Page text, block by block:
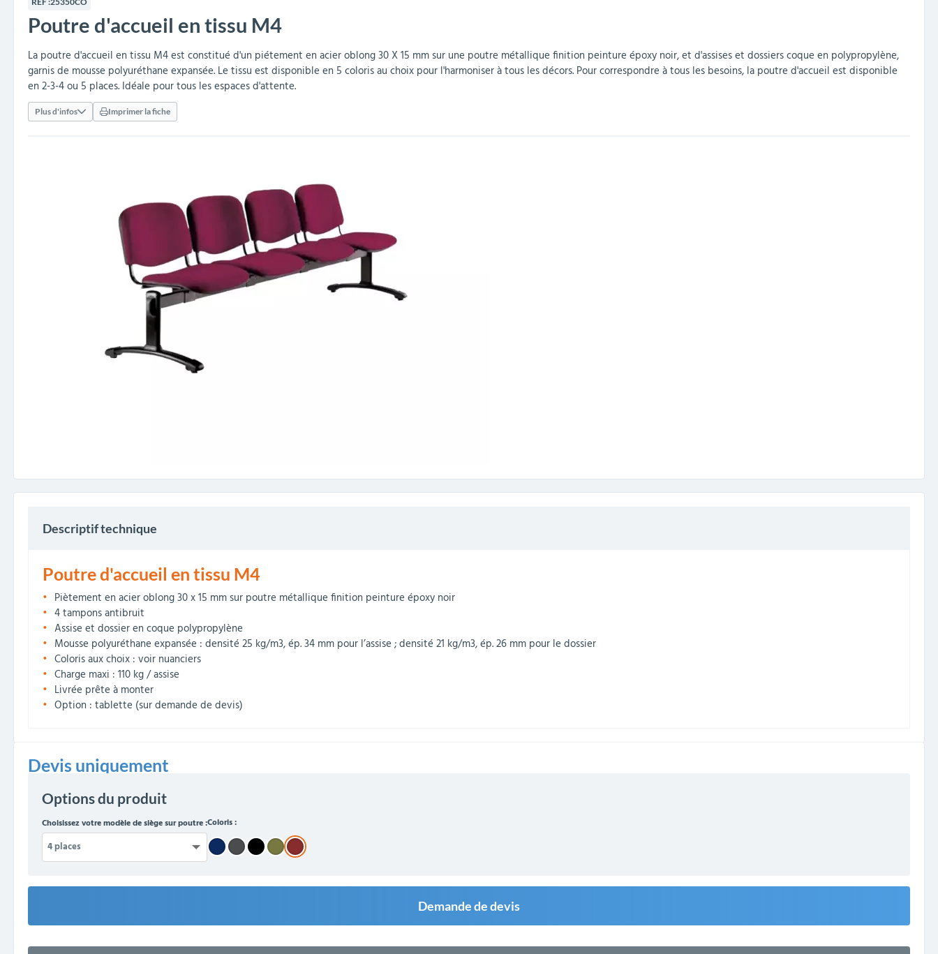
Embellissement et
fleurissement urbain
Cendriers urbains
Barrières de ville Arceaux de sécurité
parking
Clous podotactiles et
rampes d'accès
Séparateurs de voies et
balises routières
Travaux publics &
Industries
Vestiaires Équipements sanitaires
Armoires et rangements Mobilier scolaire extérieur
maternelle
Tables de cantine
réception
amovibles
Poteaux de guidage
Décorations de Noël
collectivités
collectivités
extérieurs
Structures aires de jeux
Baby-foots & Billards
Devis uniquement
Options du produit
Choisissez votre modèle de siège sur poutre :Coloris :
Demande de devis
Poutre d'accueil en tissu M4
La poutre d'accueil en tissu M4 est constitué d'un piétement en acier oblong 30 X 15 mm sur une poutre métallique finition peinture époxy noir, et d'assises et dossiers coque en polypropylène,
garnis de mousse polyuréthane expansée. Le tissu est disponible en 5 coloris au choix pour l'harmoniser à tous les décors. Pour correspondre à tous les besoins, la poutre d'accueil est disponible
en 2-3-4 ou 5 places. Idéale pour tous les espaces d'attente.
Plus d'infos Imprimer la fiche
Descriptif technique
Poutre d'accueil en tissu M4
Piètement en acier oblong 30 x 15 mm sur poutre métallique finition peinture époxy noir
4 tampons antibruit
Assise et dossier en coque polypropylène
Mousse polyuréthane expansée : densité 25 kg/m3, ép. 34 mm pour l’assise ; densité 21 kg/m3, ép. 26 mm pour le dossier
Coloris aux choix : voir nuanciers
Charge maxi : 110 kg / assise
Livrée prête à monter
Option : tablette (sur demande de devis)